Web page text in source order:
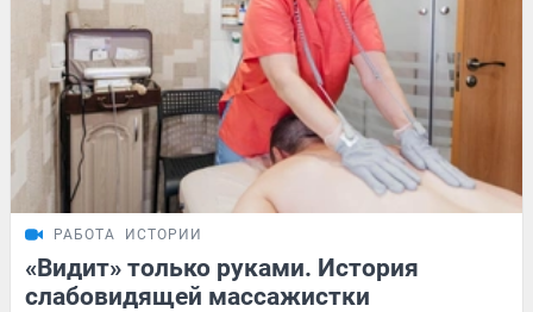
РАБОТА ИСТОРИИ
«Видит» только руками. История
слабовидящей массажистки